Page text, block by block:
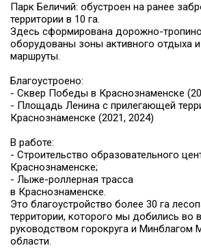
Парк Беличий: обустроен на ранее
территории в 10 га.
Здесь сформирована дорожно-
оборудованы зоны активного отдыха
маршруты.
Благоустроено:
- Сквер Победы в Краснознаменске
- Площадь Ленина с прилегающей
Краснознаменске (2021, 2024)
В работе:
- Строительство образовательного
Краснознаменске;
- Лыже-роллерная трасса
в Краснознаменске.
Это благоустройство более 30 га
территории, которого мы добились во
руководством горокруга и Минблагом
области.